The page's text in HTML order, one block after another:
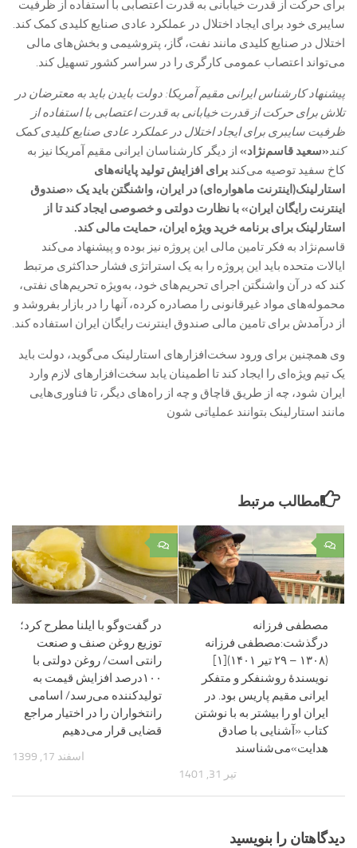
برای حرکت از قدرت خیابانی به قدرت اعتصابی با استفاده از ظرفیت
سایبری خود برای ایجاد اختلال در عملکرد عادی صنایع کلیدی کمک کند.
اختلال در صنایع کلیدی مانند نفت، گاز، پتروشیمی و بخش‌های مالی
می‌تواند اعتصاب عمومی کارگری را در سراسر کشور تسهیل کند.
پیشنهاد کارشناس ایرانی مقیم آمریکا: دولت بایدن باید به معترضان در
تلاش برای حرکت از قدرت خیابانی به قدرت اعتصابی با استفاده از
ظرفیت سایبری برای ایجاد اختلال در عملکرد عادی صنایع کلیدی کمک
کند«سعید قاسم‌نژاد» از دیگر کارشناسان ایرانی مقیم آمریکا نیز به
کاخ سفید توصیه می‌کند برای افزایش تولید پایانه‌های
استارلینک(اینترنت ماهواره‌ای) در ایران، واشنگتن باید یک «صندوق
اینترنت رایگان ایران» با نظارت دولتی و خصوصی ایجاد کند تا از
استارلینک برای برنامه خرید ویژه ایران، حمایت مالی کند.
قاسم‌نژاد به فکر تامین مالی این پروژه نیز بوده و پیشنهاد می‌کند
ایالات متحده باید این پروژه را به یک استراتژی فشار حداکثری مرتبط
کند که در آن واشنگتن اجرای تحریم‌های خود، به‌ویژه تحریم‌های نفتی،
محموله‌های مواد غیرقانونی را مصادره کرده، آنها را در بازار بفروشد و
از درآمدش برای تامین مالی صندوق اینترنت رایگان ایران استفاده ‌کند.
وی همچنین برای ورود سخت‌افزارهای استارلینک می‌گوید، دولت باید
یک تیم ویژه‌ای را ایجاد کند تا اطمینان یابد سخت‌افزارهای لازم وارد
ایران شود، چه از طریق قاچاق و چه از راه‌های دیگر، تا فناوری‌هایی
مانند استارلینک بتوانند عملیاتی شون
مطالب مرتبط
۰
در گفت‌وگو با ایلنا مطرح کرد؛
توزیع روغن صنف و صنعت
رانتی است/ روغن دولتی با
۱۰۰درصد افزایش قیمت به
تولیدکننده می‌رسد/ اسامی
رانتخواران را در اختیار مراجع
قضایی قرار می‌دهیم
اسفند 17, 1399
۰
مصطفی فرزانه
درگذشت:مصطفی فرزانه
(۱۳۰۸ – ۲۹ تیر ۱۴۰۱)[۱]
نویسندهٔ روشنفکر و متفکر
ایرانی مقیم پاریس بود. در
ایران او را بیشتر به با نوشتن
کتاب «آشنایی با صادق
هدایت»می‌شناسند
تیر 31, 1401
دیدگاهتان را بنویسید